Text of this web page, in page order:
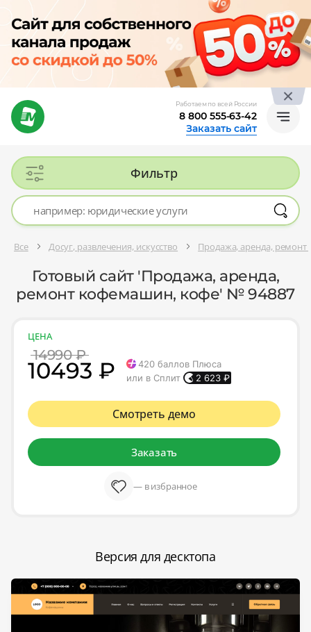
Работаем по всей России
8 800 555-63-42
Заказать сайт
Фильтр
Все Досуг, развлечения, искусство Продажа, аренда,
Готовый сайт 'Продажа, аренда,
ремонт кофемашин, кофе' № 94887
ЦЕНА
14990 ₽
10493 ₽ 420 баллов Плюса
или в Сплит
2 623 ₽
Смотреть демо
Заказать
— в избранное
Версия для десктопа